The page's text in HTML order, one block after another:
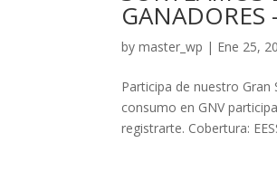
bymaster_wp | Ene 25,
Participa de nuestro Gran
consumo en GNV
registrarte. Cobertura: